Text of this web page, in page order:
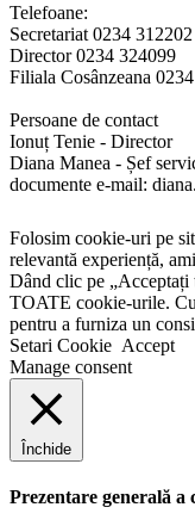
Telefoane:
Secretariat 0234 312202
Director 0234 324099
Filiala Cosânzeana
Persoane de contact
Ionuț Tenie - Director
Diana Manea - Șef
documente e-mail:
Folosim cookie-uri pe
relevantă experiență,
Dând clic pe „Acceptați
TOATE cookie-urile. Cu
pentru a furniza un
Setari Cookie Accept
Manage consent
Închide
Prezentare generală